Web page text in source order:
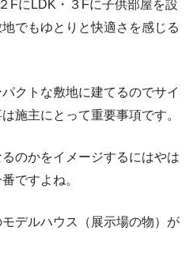
FにLDK・３Fに子供部屋を設
でもゆとりと快適さを感じる
クトな敷地に建てるのでサイ
施主にとって重要事項です。
のかをイメージするにはやは
ですよね。
デルハウス（展示場の物）が